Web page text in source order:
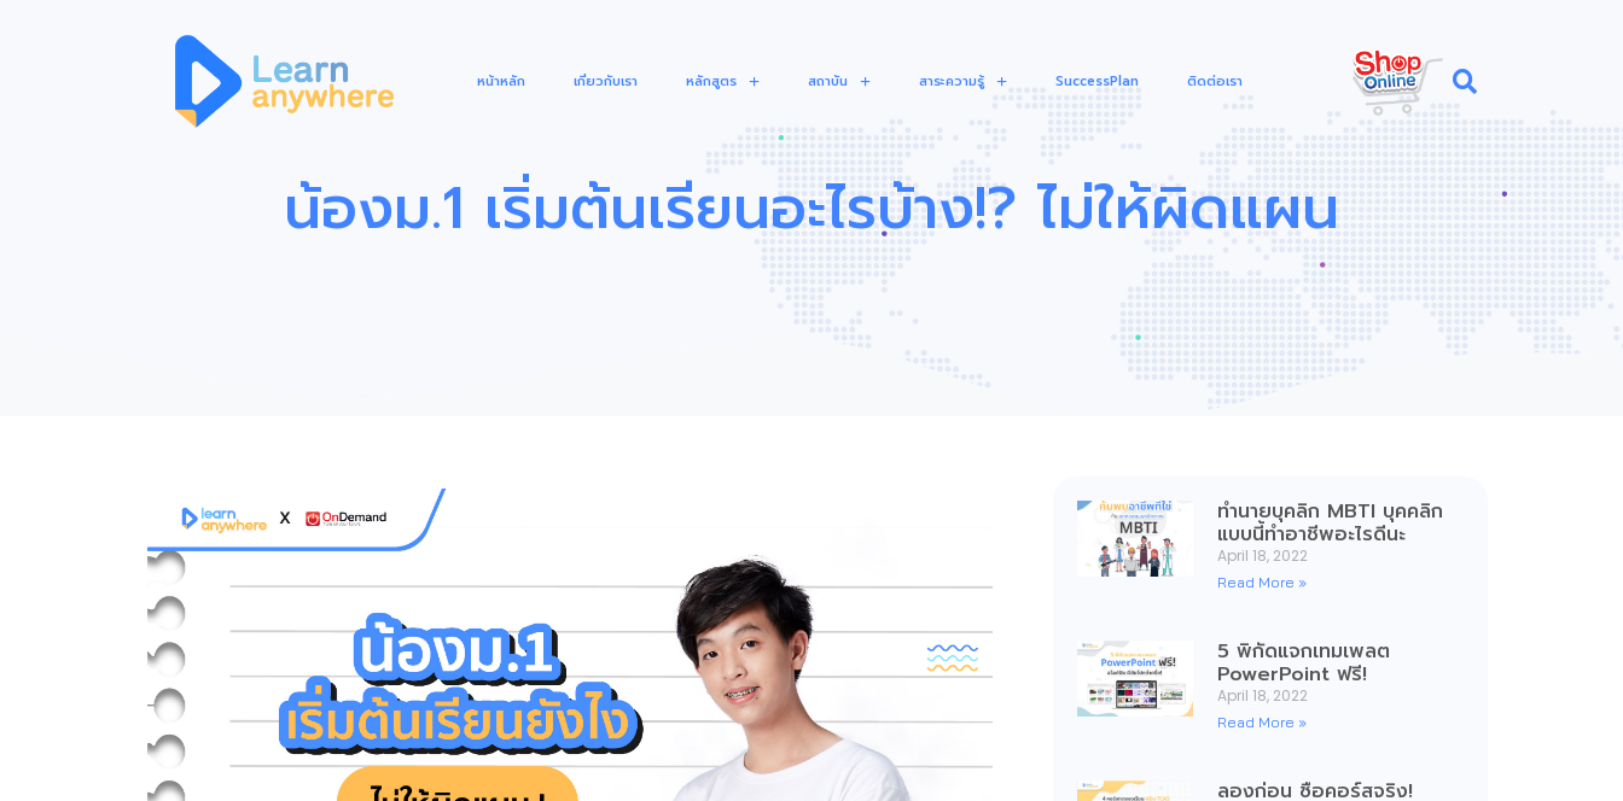
หน้าหลัก เกี่ยวกับเรา หลักสูตร สถาบัน สาระความรู้ SuccessPlan ติดต่อเรา
น้องม.1 เริ่มต้นเรียนอะไรบ้าง!? ไม่ให้ผิดแผน
ทำนายบุคลิก MBTI บุคคลิก
แบบนี้ทำอาชีพอะไรดีนะ
April 18, 2022
Read More »
5 พิกัดแจกเทมเพลต
PowerPoint ฟรี!
April 18, 2022
Read More »
ลองก่อน ซื้อคอร์สจริง!